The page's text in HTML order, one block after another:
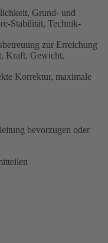
Grund- und
Stabilität, Technik-
zur Erreichung
Kraft, Gewicht,
Korrektur, maximale
bevorzugen oder